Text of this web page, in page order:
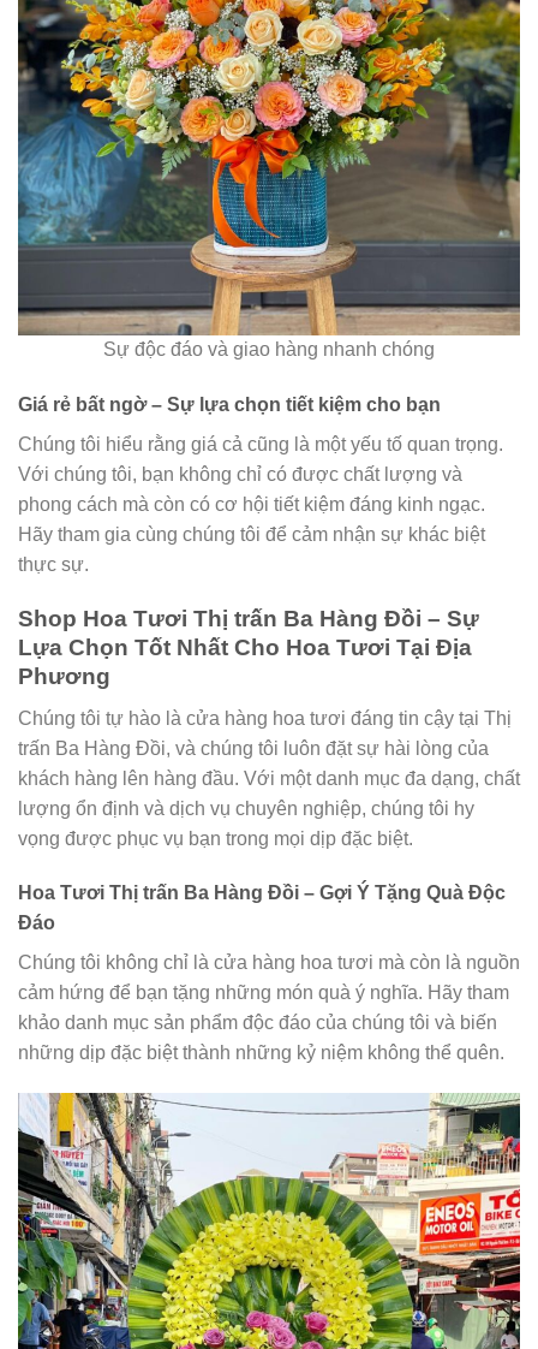
Sự độc đáo và giao hàng nhanh chóng
Giá rẻ bất ngờ – Sự lựa chọn tiết kiệm cho bạn
Chúng tôi hiểu rằng giá cả cũng là một yếu tố quan trọng.
Với chúng tôi, bạn không chỉ có được chất lượng và
phong cách mà còn có cơ hội tiết kiệm đáng kinh ngạc.
Hãy tham gia cùng chúng tôi để cảm nhận sự khác biệt
thực sự.
Shop Hoa Tươi Thị trấn Ba Hàng Đồi – Sự
Lựa Chọn Tốt Nhất Cho Hoa Tươi Tại Địa
Phương
Chúng tôi tự hào là cửa hàng hoa tươi đáng tin cậy tại Thị
trấn Ba Hàng Đồi, và chúng tôi luôn đặt sự hài lòng của
khách hàng lên hàng đầu. Với một danh mục đa dạng, chất
lượng ổn định và dịch vụ chuyên nghiệp, chúng tôi hy
vọng được phục vụ bạn trong mọi dịp đặc biệt.
Hoa Tươi Thị trấn Ba Hàng Đồi – Gợi Ý Tặng Quà Độc
Đáo
Chúng tôi không chỉ là cửa hàng hoa tươi mà còn là nguồn
cảm hứng để bạn tặng những món quà ý nghĩa. Hãy tham
khảo danh mục sản phẩm độc đáo của chúng tôi và biến
những dịp đặc biệt thành những kỷ niệm không thể quên.